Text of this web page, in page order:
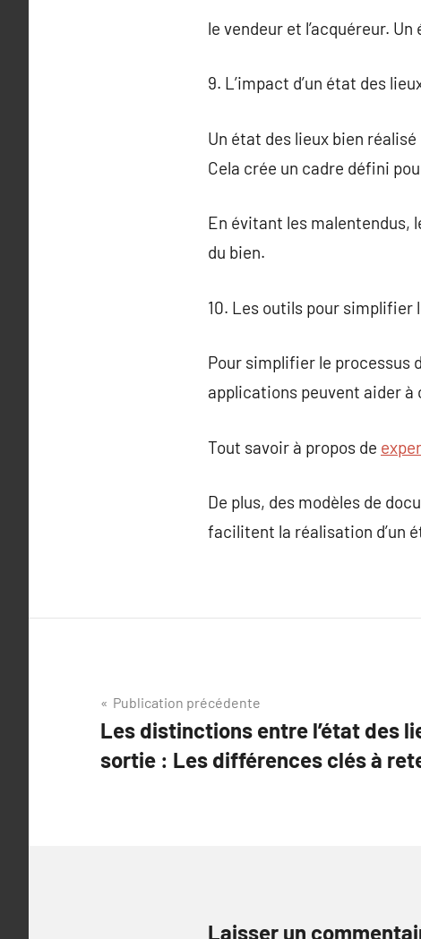
le vendeur et l’acquéreur.
9. L’impact d’un état des
Un état des lieux bien
Cela crée un cadre défini
En évitant les malentendus,
du bien.
10. Les outils pour simplifier
Pour simplifier le processus
applications peuvent aider
Tout savoir à propos de
De plus, des modèles de
facilitent la réalisation d’un
Navigation
de
l’article
Publication précédente
Les distinctions entre l’état des
sortie : Les différences clés à
Laisser un